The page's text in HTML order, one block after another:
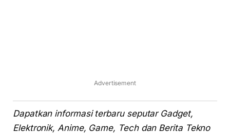
Advertisement
Dapatkan informasi terbaru seputar Gadget,
Elektronik, Anime, Game, Tech dan Berita Tekno